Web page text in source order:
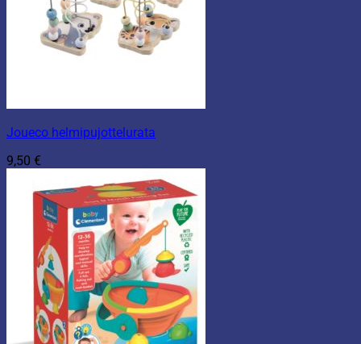
Joueco helmipujottelurata
9,50 €